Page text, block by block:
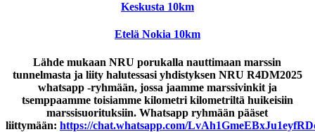
Keskusta 10km
Etelä Nokia 10km
Lähde mukaan NRU porukalla nauttimaan marssin
tunnelmasta ja liity halutessasi yhdistyksen NRU R4DM2025
whatsapp -ryhmään, jossa jaamme marssivinkit ja
tsemppaamme toisiamme kilometri kilometriltä huikeisiin
marssisuorituksiin. Whatsapp ryhmään pääset
liittymään: https://chat.whatsapp.com/